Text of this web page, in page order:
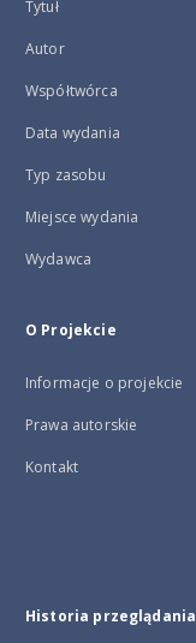
Tytuł
Autor
Współtwórca
Data wydania
Typ zasobu
Miejsce wydania
Wydawca
O Projekcie
Informacje o projekcie
Prawa autorskie
Kontakt
Historia przeglądania